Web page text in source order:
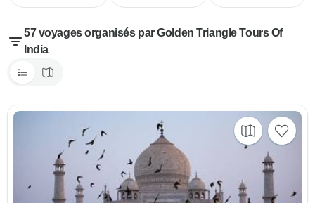
57 voyages organisés par Golden Triangle Tours Of
India